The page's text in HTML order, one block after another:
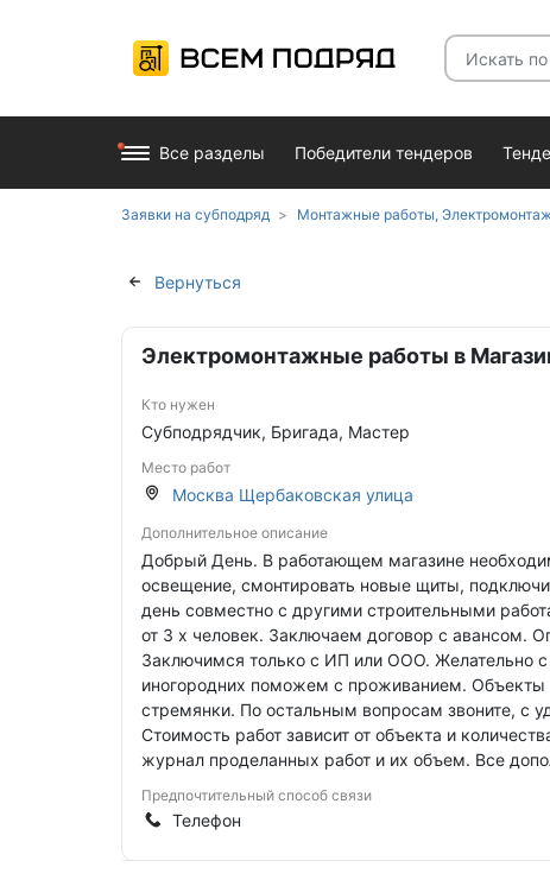
Все разделы Победители тендеров
Заявки на субподряд Монтажные работы,
Вернуться
Электромонтажные работы в
Кто нужен
Субподрядчик, Бригада, Мастер
Место работ
Москва Щербаковская улица
Дополнительное описание
Добрый День. В работающем магазине
освещение, смонтировать новые щиты,
день совместно с другими строительными
от 3 х человек. Заключаем договор с авансом.
Заключимся только с ИП или ООО. Желательно
иногородних поможем с проживанием.
стремянки. По остальным вопросам звоните, с
Стоимость работ зависит от объекта и
журнал проделанных работ и их объем. Все
Предпочтительный способ связи
Телефон